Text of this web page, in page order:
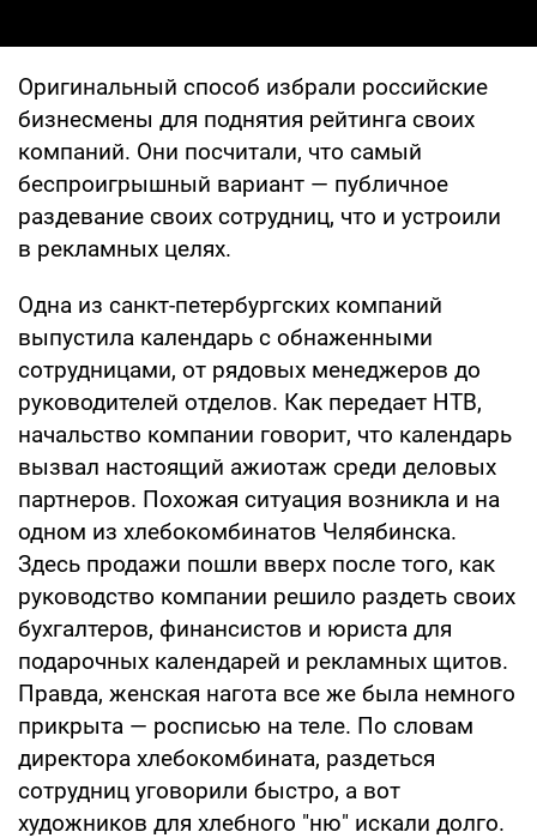
Оригинальный способ избрали российские
бизнесмены для поднятия рейтинга своих
компаний. Они посчитали, что самый
беспроигрышный вариант — публичное
раздевание своих сотрудниц, что и устроили
в рекламных целях.
Одна из санкт-петербургских компаний
выпустила календарь с обнаженными
сотрудницами, от рядовых менеджеров до
руководителей отделов. Как передает НТВ,
начальство компании говорит, что календарь
вызвал настоящий ажиотаж среди деловых
партнеров. Похожая ситуация возникла и на
одном из хлебокомбинатов Челябинска.
Здесь продажи пошли вверх после того, как
руководство компании решило раздеть своих
бухгалтеров, финансистов и юриста для
подарочных календарей и рекламных щитов.
Правда, женская нагота все же была немного
прикрыта — росписью на теле. По словам
директора хлебокомбината, раздеться
сотрудниц уговорили быстро, а вот
художников для хлебного "ню" искали долго.